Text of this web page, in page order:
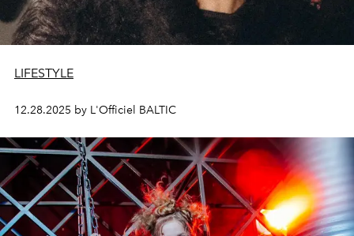
LIFESTYLE
12.28.2025 by L'Officiel BALTIC